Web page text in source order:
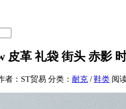
皮革 礼袋 街头 赤影
者：ST贸易 分类： 耐克 /鞋类 阅